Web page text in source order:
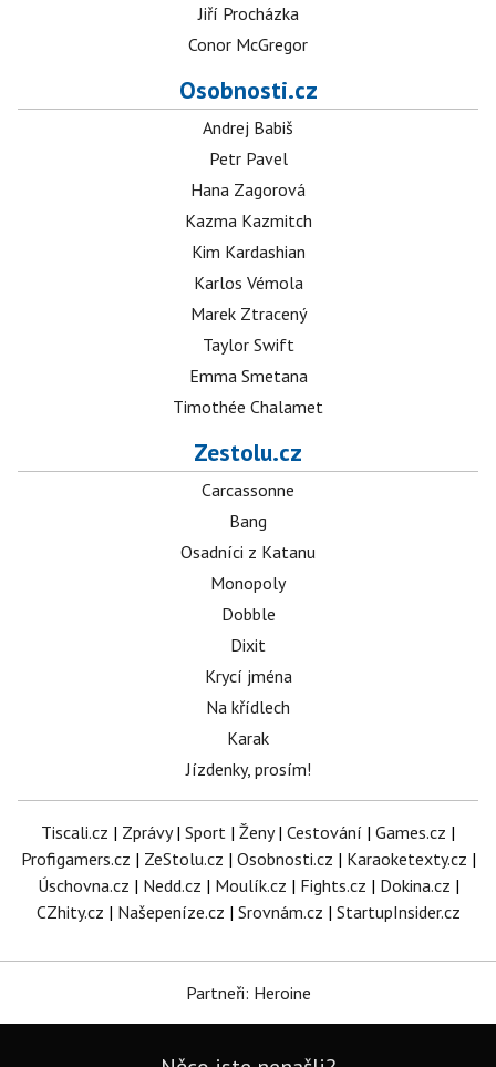
Jiří Procházka
Conor McGregor
Osobnosti.cz
Andrej Babiš
Petr Pavel
Hana Zagorová
Kazma Kazmitch
Kim Kardashian
Karlos Vémola
Marek Ztracený
Taylor Swift
Emma Smetana
Timothée Chalamet
Zestolu.cz
Carcassonne
Bang
Osadníci z Katanu
Monopoly
Dobble
Dixit
Krycí jména
Na křídlech
Karak
Jízdenky, prosím!
Tiscali.cz | Zprávy| Sport | Ženy| Cestování | Games.cz |
Profigamers.cz | ZeStolu.cz | Osobnosti.cz | Karaoketexty.cz |
Úschovna.cz | Nedd.cz | Moulík.cz | Fights.cz | Dokina.cz |
CZhity.cz | Našepeníze.cz | Srovnám.cz | StartupInsider.cz
Partneři: Heroine